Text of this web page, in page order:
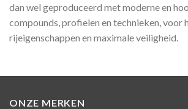
dan wel geproduceerd met moderne en
compounds, profielen en technieken, voor
rijeigenschappen en maximale veiligheid.
ONZE MERKEN